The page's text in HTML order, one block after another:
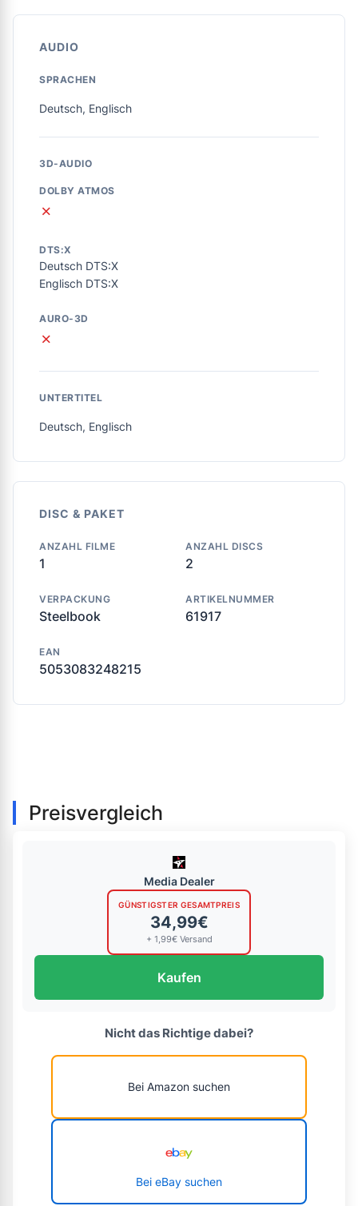
AUDIO
SPRACHEN
Deutsch, Englisch
3D-AUDIO
DOLBY ATMOS
✗
DTS:X
Deutsch DTS:X
Englisch DTS:X
AURO-3D
✗
UNTERTITEL
Deutsch, Englisch
DISC & PAKET
ANZAHL FILME
1
ANZAHL DISCS
2
VERPACKUNG
Steelbook
ARTIKELNUMMER
61917
EAN
5053083248215
Preisvergleich
Media Dealer
GÜNSTIGSTER GESAMTPREIS
34,99€
+ 1,99€ Versand
Kaufen
Nicht das Richtige dabei?
Bei Amazon suchen
Bei eBay suchen